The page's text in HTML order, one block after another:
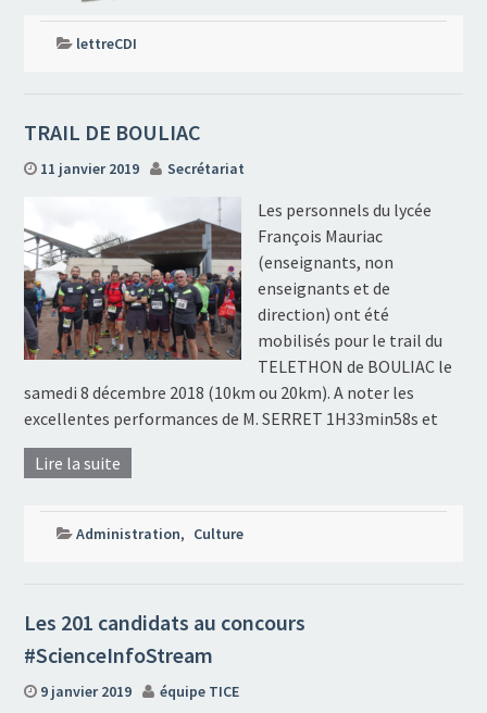
lettreCDI
TRAIL DE BOULIAC
11 janvier 2019 Secrétariat
Les personnels du lycée
François Mauriac
(enseignants, non
enseignants et de
direction) ont été
mobilisés pour le trail du
TELETHON de BOULIAC le
samedi 8 décembre 2018 (10km ou 20km). A noter les
excellentes performances de M. SERRET 1H33min58s et
Lire la suite
Administration, Culture
Les 201 candidats au concours
#ScienceInfoStream
9 janvier 2019 équipe TICE